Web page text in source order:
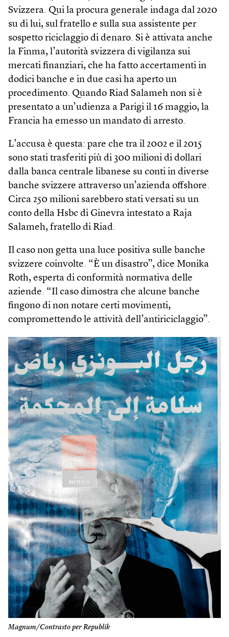
Svizzera. Qui la procura generale indaga dal 2020
su di lui, sul fratello e sulla sua assistente per
sospetto riciclaggio di denaro. Si è attivata anche
la Finma, l’autorità svizzera di vigilanza sui
mercati finanziari, che ha fatto accertamenti in
dodici banche e in due casi ha aperto un
procedimento. Quando Riad Salameh non si è
presentato a un’udienza a Parigi il 16 maggio, la
Francia ha emesso un mandato di arresto.
L’accusa è questa: pare che tra il 2002 e il 2015
sono stati trasferiti più di 300 milioni di dollari
dalla banca centrale libanese su conti in diverse
banche svizzere attraverso un’azienda offshore.
Circa 250 milioni sarebbero stati versati su un
conto della Hsbc di Ginevra intestato a Raja
Salameh, fratello di Riad.
Il caso non getta una luce positiva sulle banche
svizzere coinvolte. “È un disastro”, dice Monika
Roth, esperta di conformità normativa delle
aziende. “Il caso dimostra che alcune banche
fingono di non notare certi movimenti,
compromettendo le attività dell’antiriciclaggio”.
Magnum/Contrasto per Republik